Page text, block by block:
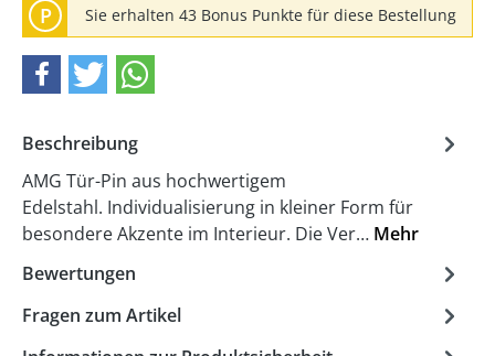
P Sie erhalten 43 Bonus Punkte für diese Bestellung
Beschreibung
AMG Tür-Pin aus hochwertigem
Edelstahl. Individualisierung in kleiner Form für
besondere Akzente im Interieur. Die Ver… Mehr
Bewertungen
Fragen zum Artikel